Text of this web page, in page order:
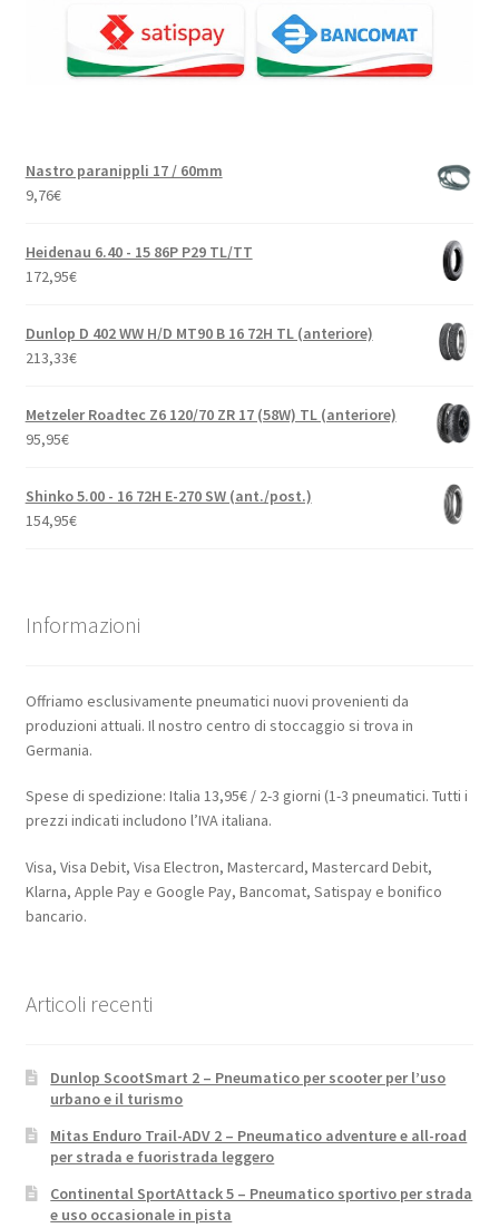
Nastro paranippli 17 / 60mm
9,76€
Heidenau 6.40 - 15 86P P29 TL/TT
172,95€
Dunlop D 402 WW H/D MT90 B 16 72H TL (anteriore)
213,33€
Metzeler Roadtec Z6 120/70 ZR 17 (58W) TL (anteriore)
95,95€
Shinko 5.00 - 16 72H E-270 SW (ant./post.)
154,95€
Informazioni
Offriamo esclusivamente pneumatici nuovi provenienti da
produzioni attuali. Il nostro centro di stoccaggio si trova in
Germania.
Spese di spedizione: Italia 13,95€ / 2-3 giorni (1-3 pneumatici. Tutti i
prezzi indicati includono l’IVA italiana.
Visa, Visa Debit, Visa Electron, Mastercard, Mastercard Debit,
Klarna, Apple Pay e Google Pay, Bancomat, Satispay e bonifico
bancario.
Articoli recenti
Dunlop ScootSmart 2 – Pneumatico per scooter per l’uso
urbano e il turismo
Mitas Enduro Trail-ADV 2 – Pneumatico adventure e all-road
per strada e fuoristrada leggero
Continental SportAttack 5 – Pneumatico sportivo per strada
e uso occasionale in pista